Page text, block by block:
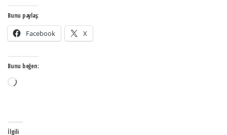
Bunu paylaş:
Facebook X
Bunu beğen:
Yükleniyor...
İlgili